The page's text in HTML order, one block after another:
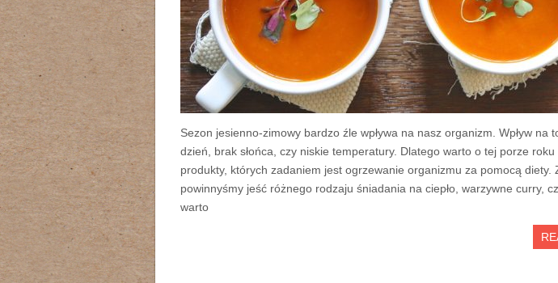
Sezon jesienno-zimowy bardzo źle wpływa na nasz organizm. Wpływ na
dzień, brak słońca, czy niskie temperatury. Dlatego warto o tej porze roku
produkty, których zadaniem jest ogrzewanie organizmu za pomocą diety.
powinnyśmy jeść różnego rodzaju śniadania na ciepło, warzywne curry,
warto